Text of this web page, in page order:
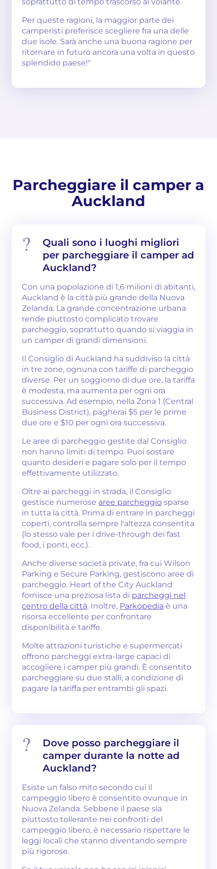
Per queste ragioni, la maggior parte dei
camperisti preferisce scegliere fra una delle
due isole. Sarà anche una buona ragione per
ritornare in futuro ancora una volta in questo
splendido paese!"
Parcheggiare il camper a
Auckland
Quali sono i luoghi migliori
per parcheggiare il camper ad
Auckland?
Con una popolazione di 1,6 milioni di abitanti,
Auckland è la città più grande della Nuova
Zelanda. La grande concentrazione urbana
rende piuttosto complicato trovare
parcheggio, soprattutto quando si viaggia in
un camper di grandi dimensioni.
Il Consiglio di Auckland ha suddiviso la città
in tre zone, ognuna con tariffe di parcheggio
diverse. Per un soggiorno di due ore, la tariffa
è modesta, ma aumenta per ogni ora
successiva. Ad esempio, nella Zona 1 (Central
Business District), pagherai $5 per le prime
due ore e $10 per ogni ora successiva.
Le aree di parcheggio gestite dal Consiglio
non hanno limiti di tempo. Puoi sostare
quanto desideri e pagare solo per il tempo
effettivamente utilizzato.
Oltre ai parcheggi in strada, il Consiglio
gestisce numerose aree parcheggio sparse
in tutta la città. Prima di entrare in parcheggi
coperti, controlla sempre l'altezza consentita
(lo stesso vale per i drive-through dei fast
food, i ponti, ecc.).
Anche diverse società private, fra cui Wilson
Parking e Secure Parking, gestiscono aree di
parcheggio. Heart of the City Auckland
fornisce una preziosa lista di parcheggi nel
centro della città. Inoltre, Parkopedia è una
risorsa eccellente per confrontare
disponibilità e tariffe.
Molte attrazioni turistiche e supermercati
offrono parcheggi extra-large capaci di
accogliere i camper più grandi. È consentito
parcheggiare su due stalli, a condizione di
pagare la tariffa per entrambi gli spazi.
Dove posso parcheggiare il
camper durante la notte ad
Auckland?
Esiste un falso mito secondo cui il
campeggio libero è consentito ovunque in
Nuova Zelanda. Sebbene il paese sia
piuttosto tollerante nei confronti del
campeggio libero, è necessario rispettare le
leggi locali che stanno diventando sempre
più rigorose.